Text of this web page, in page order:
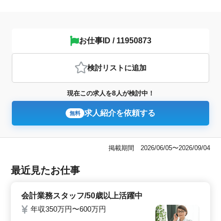
お仕事ID / 11950873
検討リスト に追加
現在この求人を8人が検討中！
無料 求人紹介を依頼する
掲載期間 2026/06/05〜2026/09/04
最近見たお仕事
会計業務スタッフ/50歳以上活躍中
年収350万円〜600万円